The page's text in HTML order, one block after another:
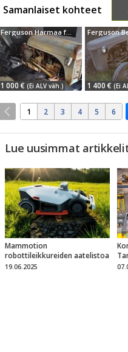
Samanlaiset kohteet
Ferguson Harmaa fergu /bensa
1 000 € (Ei ALV väh.)
Ferguson
1 400 € (Ei
1 2 3 4 5 6
Lue uusimmat
Mammotion
robottileikkureiden aatelistoa
19.06.2025